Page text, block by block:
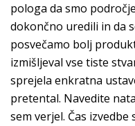
pologa da smo
dokončno uredili in da
posvečamo bolj
izmišljeval vse tiste
sprejela enkratna
pretental. Navedite
sem verjel. Čas